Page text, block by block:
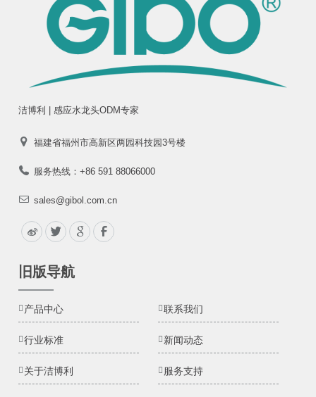
洁博利 | 感应水龙头ODM专家
福建省福州市高新区两园科技园3号楼
服务热线：+86 591 88066000
sales@gibol.com.cn
旧版导航
产品中心 联系我们
行业标准 新闻动态
关于洁博利 服务支持